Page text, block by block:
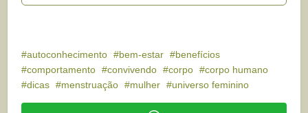
autoconhecimento bem-estar
benefícios
comportamento
convivendo corpo
corpo humano
dicas
menstruação mulher universo feminino